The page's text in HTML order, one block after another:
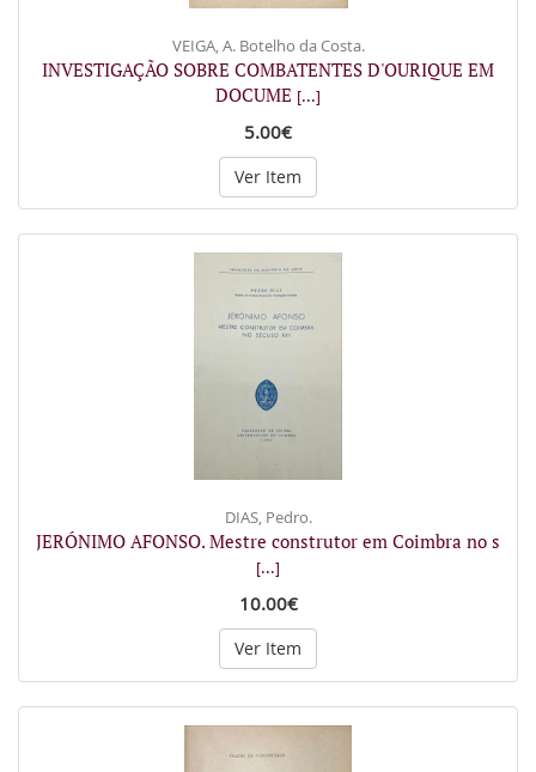
VEIGA, A. Botelho da Costa.
INVESTIGAÇÃO SOBRE COMBATENTES D'OURIQUE EM
DOCUME [...]
5.00€
Ver Item
DIAS, Pedro.
JERÓNIMO AFONSO. Mestre construtor em Coimbra no s
[...]
10.00€
Ver Item